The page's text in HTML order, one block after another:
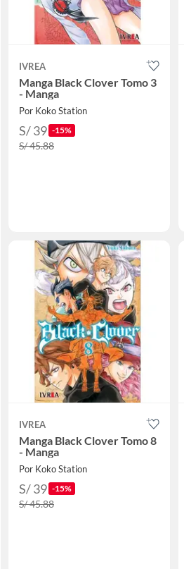
IVREA
Manga Black Clover Tomo 3
- Manga
Por Koko Station
S/ 39 -15%
S/ 45.88
IVREA
Manga Black Clover Tomo 8
- Manga
Por Koko Station
S/ 39 -15%
S/ 45.88